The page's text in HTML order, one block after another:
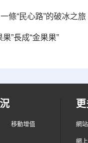
條“民心路”的破冰之旅
”長成“金果果”
移動增值 網
網